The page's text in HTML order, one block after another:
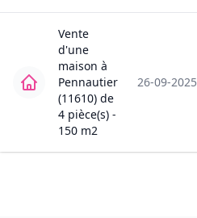
Vente
d'une
maison à
Pennautier
(11610) de
4 pièce(s) -
150 m2
26-09-2025